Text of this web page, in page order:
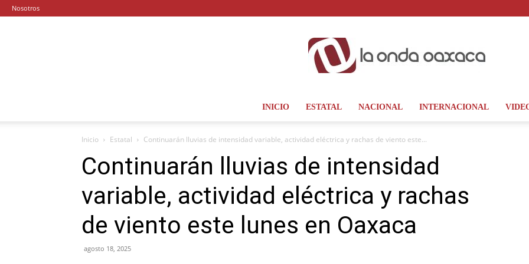
Nosotros
La
INICIO ESTATAL NACIONAL INTERNACIONAL
Inicio Estatal Continuarán lluvias de intensidad variable, actividad eléctrica y rachas de viento este...
Continuarán lluvias de intensidad
variable, actividad eléctrica y rachas
de viento este lunes en Oaxaca
agosto 18, 2025